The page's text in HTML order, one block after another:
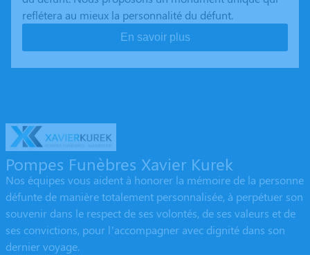
reflétera au mieux la personnalité du défunt.
En savoir plus
Pompes Funèbres Xavier Kurek
Nos équipes vous aident à honorer la mémoire de la personne
défunte de manière totalement personnalisée, à perpétuer son
souvenir dans le respect de ses volontés, de ses valeurs et de
ses convictions, pour l’accompagner avec dignité dans son
dernier voyage.